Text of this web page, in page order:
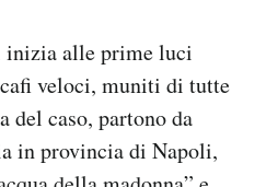
inizia alle prime luci
veloci, muniti di tutte
del caso, partono da
in provincia di Napoli,